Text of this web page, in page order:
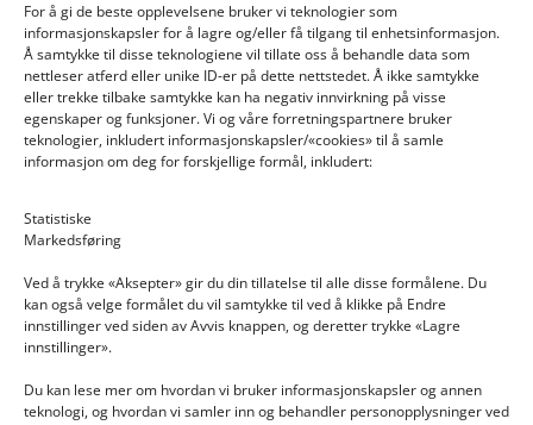
For å gi de beste opplevelsene bruker vi teknologier som
informasjonskapsler for å lagre og/eller få tilgang til enhetsinformasjon.
Å samtykke til disse teknologiene vil tillate oss å behandle data som
nettleser atferd eller unike ID-er på dette nettstedet. Å ikke samtykke
eller trekke tilbake samtykke kan ha negativ innvirkning på visse
egenskaper og funksjoner. Vi og våre forretningspartnere bruker
teknologier, inkludert informasjonskapsler/«cookies» til å samle
informasjon om deg for forskjellige formål, inkludert:
Statistiske
Markedsføring
Ved å trykke «Aksepter» gir du din tillatelse til alle disse formålene. Du
kan også velge formålet du vil samtykke til ved å klikke på Endre
innstillinger ved siden av Avvis knappen, og deretter trykke «Lagre
innstillinger».
Du kan lese mer om hvordan vi bruker informasjonskapsler og annen
teknologi, og hvordan vi samler inn og behandler personopplysninger ved
INFORMASJON